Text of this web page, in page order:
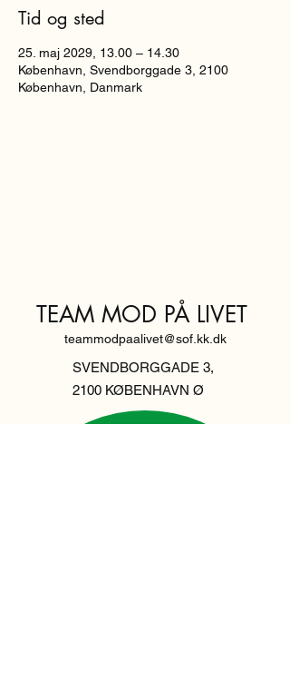
Tid og sted
25. maj 2029, 13.00 – 14.30
København, Svendborggade 3, 2100
København, Danmark
TEAM MOD PÅ LIVET
teammodpaalivet@sof.kk.dk
SVENDBORGGADE 3,
2100 KØBENHAVN Ø